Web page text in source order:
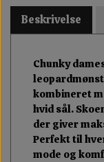
Beskrivelse
Chunky
kombineret
hvid sål.
der giver
Perfekt til
mode og